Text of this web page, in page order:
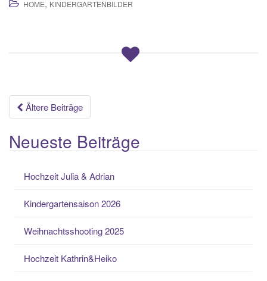
HOME, KINDERGARTENBILDER
Beitragsnavigation
Ältere Beiträge
Neueste Beiträge
Hochzeit Julia & Adrian
Kindergartensaison 2026
Weihnachtsshooting 2025
Hochzeit Kathrin&Heiko